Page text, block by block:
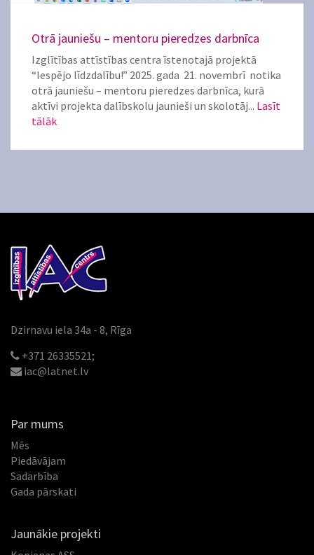
Otrā jauniešu – mentoru pieredzes darbnīca
Izglītības attīstības centra īstenotajā projektā
“Iespējo līdzdalību!” 2025. gada 21. novembrī notika
otrā jauniešu – mentoru pieredzes darbnīca, kurā
aktīvi projekta dalībskolu jaunieši un skolotāj... Lasīt
tālāk
Dzirnavu iela 34a - 8, Rīga
+371 26335521;
iac@latnet.lv
Par mums
Mēs
Piedāvājam
Sadarbība
Gada pārskati
Jaunākie projekti